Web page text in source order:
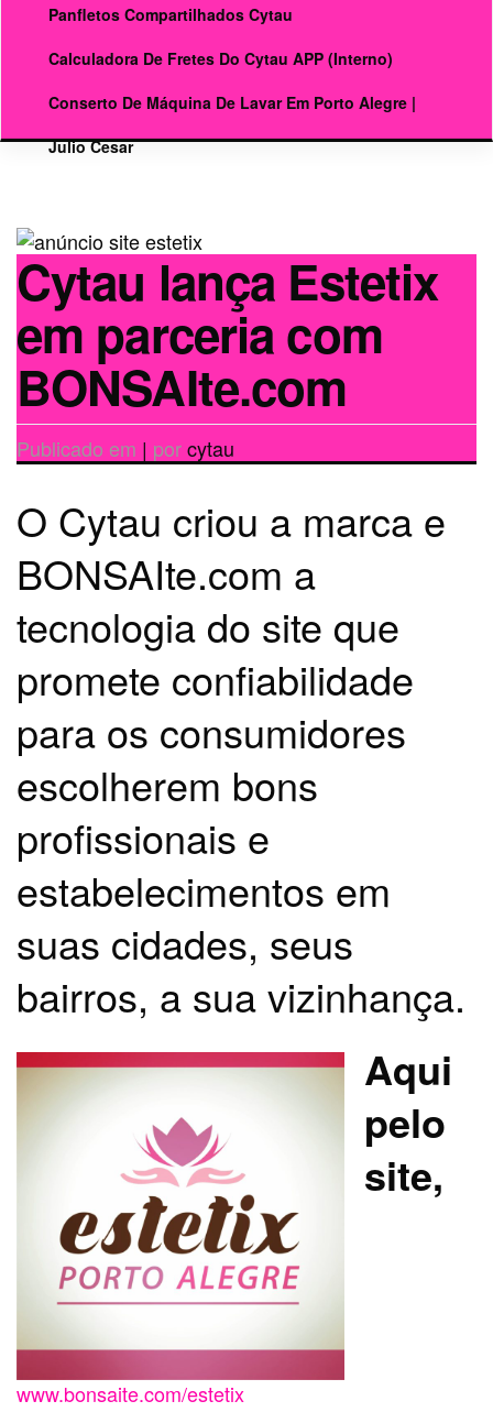
Panfletos Compartilhados Cytau
Calculadora De Fretes Do Cytau APP (interno)
Conserto De Máquina De Lavar Em Porto Alegre |
Julio Cesar
Cytau lança Estetix
em parceria com
BONSAIte.com
Publicado em | porcytau
O Cytau criou a marca e
BONSAIte.com a
tecnologia do site que
promete confiabilidade
para os consumidores
escolherem bons
profissionais e
estabelecimentos em
suas cidades, seus
bairros, a sua vizinhança.
www.bonsaite.com/estetix
Aqui
pelo
site,